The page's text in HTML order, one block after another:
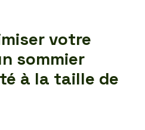
votre
sommier
à la taille de